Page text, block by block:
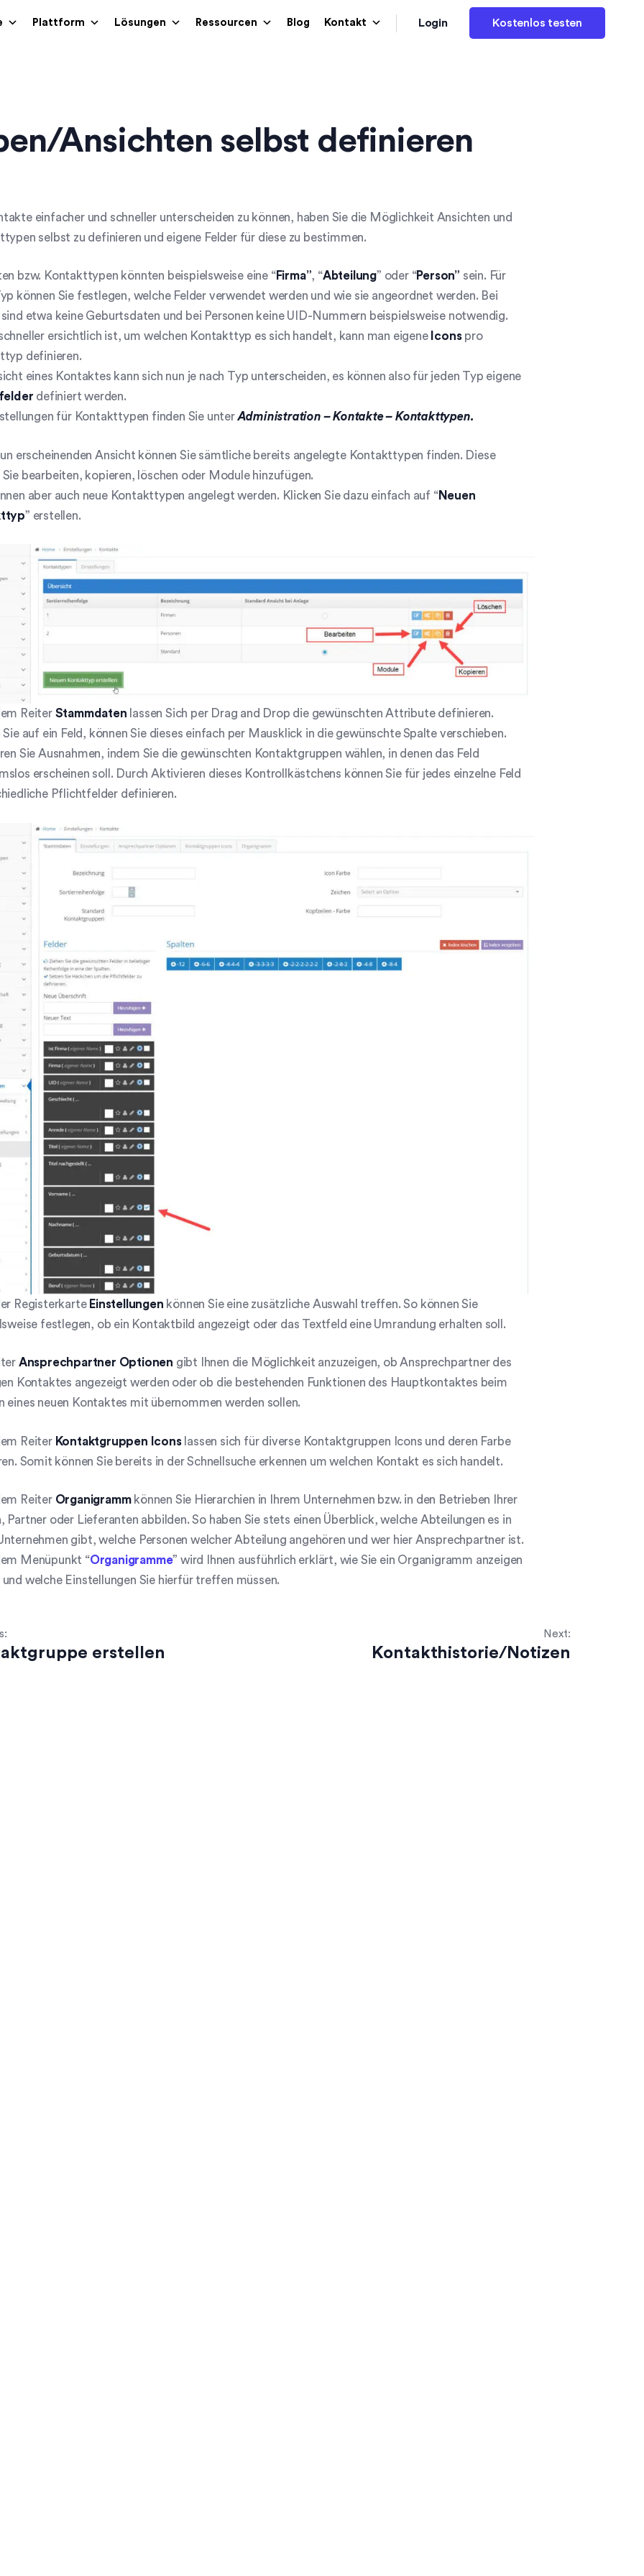
Plattform Lösungen Ressourcen Blog Kontakt Login Kostenlos testen
Ansichten selbst definieren
einfacher und schneller unterscheiden zu können, haben Sie die Möglichkeit Ansichten und
selbst zu definieren und eigene Felder für diese zu bestimmen.
bzw. Kontakttypen könnten beispielsweise eine “Firma”, “Abteilung” oder “Person” sein. Für
können Sie festlegen, welche Felder verwendet werden und wie sie angeordnet werden. Bei
sind etwa keine Geburtsdaten und bei Personen keine UID-Nummern beispielsweise notwendig.
ersichtlich ist, um welchen Kontakttyp es sich handelt, kann man eigene Iconspro
definieren.
eines Kontaktes kann sich nun je nach Typ unterscheiden, es können also für jeden Typ eigene
definiert werden.
für Kontakttypen finden Sie unter Administration – Kontakte – Kontakttypen.
erscheinenden Ansicht können Sie sämtliche bereits angelegte Kontakttypen finden. Diese
Sie bearbeiten, kopieren, löschen oder Module hinzufügen.
aber auch neue Kontakttypen angelegt werden. Klicken Sie dazu einfach auf “Neuen
” erstellen.
Reiter Stammdaten lassen Sich per Drag and Drop die gewünschten Attribute definieren.
Sie auf ein Feld, können Sie dieses einfach per Mausklick in die gewünschte Spalte verschieben.
Sie Ausnahmen, indem Sie die gewünschten Kontaktgruppen wählen, in denen das Feld
erscheinen soll. Durch Aktivieren dieses Kontrollkästchens können Sie für jedes einzelne Feld
Pflichtfelder definieren.
Registerkarte Einstellungen können Sie eine zusätzliche Auswahl treffen. So können Sie
festlegen, ob ein Kontaktbild angezeigt oder das Textfeld eine Umrandung erhalten soll.
Ansprechpartner Optionen gibt Ihnen die Möglichkeit anzuzeigen, ob Ansprechpartner des
Kontaktes angezeigt werden oder ob die bestehenden Funktionen des Hauptkontaktes beim
eines neuen Kontaktes mit übernommen werden sollen.
Reiter Kontaktgruppen Iconslassen sich für diverse Kontaktgruppen Icons und deren Farbe
Somit können Sie bereits in der Schnellsuche erkennen um welchen Kontakt es sich handelt.
Reiter Organigrammkönnen Sie Hierarchien in Ihrem Unternehmen bzw. in den Betrieben Ihrer
Partner oder Lieferanten abbilden. So haben Sie stets einen Überblick, welche Abteilungen es in
gibt, welche Personen welcher Abteilung angehören und wer hier Ansprechpartner ist.
Menüpunkt “Organigramme” wird Ihnen ausführlich erklärt, wie Sie ein Organigramm anzeigen
und welche Einstellungen Sie hierfür treffen müssen.
erstellen
Next:
Kontakthistorie/Notizen